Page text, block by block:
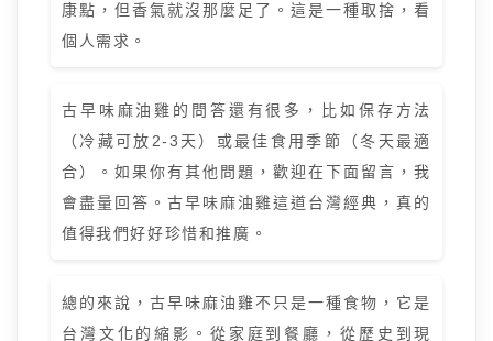
康點，但香氣就沒那麼足了。這是一種取捨，看
個人需求。
古早味麻油雞的問答還有很多，比如保存方法
（冷藏可放2-3天）或最佳食用季節（冬天最適
合）。如果你有其他問題，歡迎在下面留言，我
會盡量回答。古早味麻油雞這道台灣經典，真的
值得我們好好珍惜和推廣。
總的來說，古早味麻油雞不只是一種食物，它是
台灣文化的縮影。從家庭到餐廳，從歷史到現